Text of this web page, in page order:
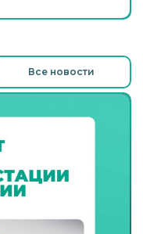
Все новости